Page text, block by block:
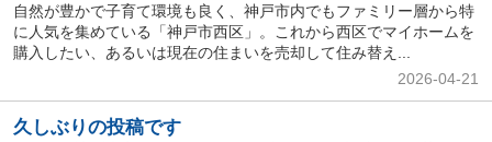
自然が豊かで子育て環境も良く、神戸市内でもファミリー層から特
に人気を集めている「神戸市西区」。これから西区でマイホームを
購入したい、あるいは現在の住まいを売却して住み替え...
2026-04-21
久しぶりの投稿です